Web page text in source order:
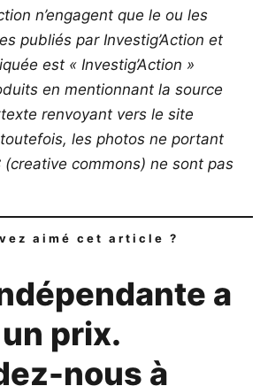
n’engagent que le ou les
publiés par Investig’Action et
est « Investig’Action »
en mentionnant la source
renvoyant vers le site
les photos ne portant
(creative commons) ne sont pas
aimé cet article ?
a
un prix.
nous à